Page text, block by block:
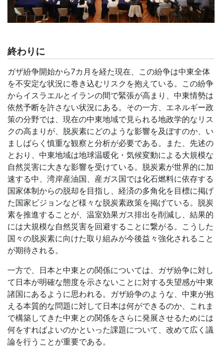
終わりに
ガザ紛争開始から7カ月を経た現在、この紛争は中東全体
を不安定な状況に巻き込むリスクを抱えている。この紛争
からイスラエルとイランの間で緊張が高まり、中東情勢は
依然予断を許さない状況にある。その一方、エネルギー政
策の分野では、現在の中東地域で見られる地政学的なリス
クの高まりが、脱炭素にどのような影響を及ぼすのか、い
ましばらく慎重な観察と分析が必要である。また、先述の
とおり、中東地域は地球温暖化・気候変動による大規模な
自然災害に大きな影響を受けている。脱炭素が世界的に加
速する中、湾岸産油国、産ガス国では化石燃料に依存する
国家体制からの脱却を目指し、経済の多角化を目標に掲げ
た国家ビジョンなど様々な脱炭素政策を掲げている。脱炭
素を推進することが、温室効果ガス排出を削減し、結果的
には大規模な自然災害を回避することに繋がる。こうした
国々の脱炭素に向けた取り組みが今後益々強化されること
が期待される。
一方で、日本と中東との関係については、ガザ紛争に対し
て日本が明確な態度を示さないことに対する失望感が中東
諸国にあるように思われる。ガザ紛争のような、中東が抱
える本質的な問題に対して日本は何ができるのか、これま
で構築してきた中東との関係をさらに発展させるためには
何をすればよいのかといった課題について、改めて広く議
論を行うことが重要である。